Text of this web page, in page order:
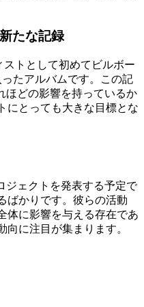
たな記録
ストとして初めてビルボー
ったアルバムです。この記
ほどの影響を持っているか
にとっても大きな目標とな
ジェクトを発表する予定で
ばかりです。彼らの活動
体に影響を与える存在であ
向に注目が集まります。